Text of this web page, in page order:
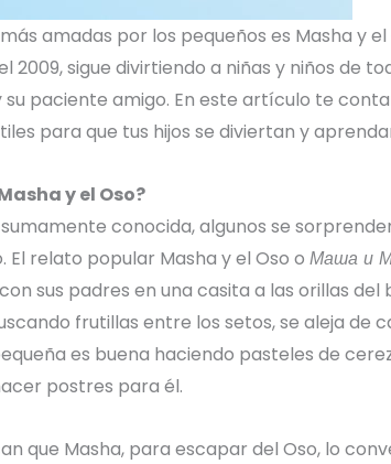
amadas por los pequeños es Masha y
2009, sigue divirtiendo a niñas y niños de
paciente amigo. En este artículo te
para que tus hijos se diviertan y
y el Oso?
conocida, algunos se
El relato popular Masha y el Oso o Маша и
sus padres en una casita a las orillas
frutillas entre los setos, se aleja de
es buena haciendo pasteles de
postres para él.
que Masha, para escapar del Oso, lo